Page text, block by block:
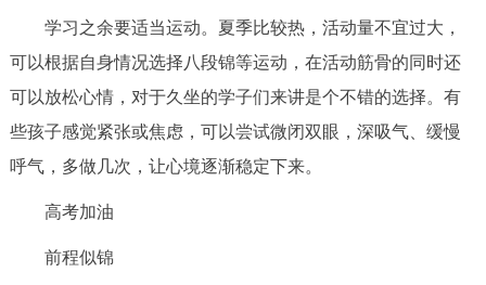
绿色北京 图说北京 视频北京
多语种
ENGLISH 한국어 日本語
DEUTSCH
学习之余要适当运动。夏季比较热，活动量不宜过大，
可以根据自身情况选择八段锦等运动，在活动筋骨的同时还
可以放松心情，对于久坐的学子们来讲是个不错的选择。有
些孩子感觉紧张或焦虑，可以尝试微闭双眼，深吸气、缓慢
呼气，多做几次，让心境逐渐稳定下来。
高考加油
前程似锦